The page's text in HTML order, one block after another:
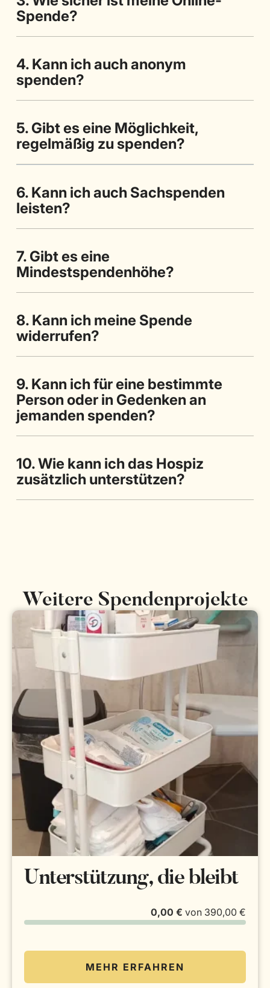
Spende?
4. Kann ich auch anonym
spenden?
5. Gibt es eine Möglichkeit,
regelmäßig zu spenden?
6. Kann ich auch Sachspenden
leisten?
7. Gibt es eine
Mindestspendenhöhe?
8. Kann ich meine Spende
widerrufen?
9. Kann ich für eine bestimmte
Person oder in Gedenken an
jemanden spenden?
10. Wie kann ich das Hospiz
zusätzlich unterstützen?
Weitere Spendenprojekte
Unterstützung, die bleibt
0,00 € von 390,00 €
MEHR ERFAHREN